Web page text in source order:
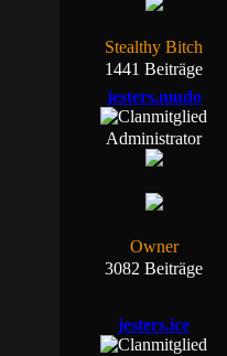
Stealthy Bitch
1441 Beiträge
jesters.mudo
Administrator
Owner
3082 Beiträge
jesters.ice